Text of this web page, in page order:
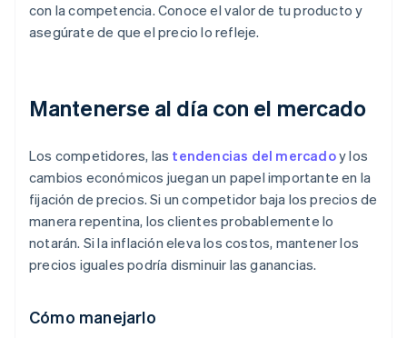
con la competencia. Conoce el valor de tu producto y
asegúrate de que el precio lo refleje.
Mantenerse al día con el mercado
Los competidores, las tendencias del mercadoy los
cambios económicos juegan un papel importante en la
fijación de precios. Si un competidor baja los precios de
manera repentina, los clientes probablemente lo
notarán. Si la inflación eleva los costos, mantener los
precios iguales podría disminuir las ganancias.
Cómo manejarlo